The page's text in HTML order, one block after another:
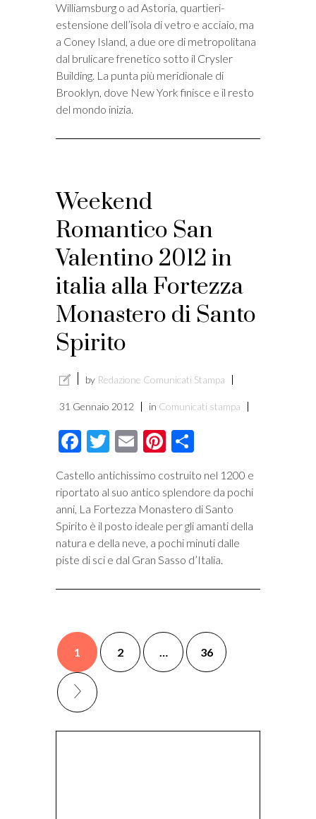
Williamsburg o ad Astoria, quartieri-
estensione dell’isola di vetro e acciaio, ma
a Coney Island, a due ore di metropolitana
dal brulicare frenetico sotto il Crysler
Building. La punta più meridionale di
Brooklyn, dove New York finisce e il resto
del mondo inizia.
Weekend
Romantico San
Valentino 2012 in
italia alla Fortezza
Monastero di Santo
Spirito
by Redazione Comunicati Stampa
31 Gennaio 2012 in Comunicati stampa
Facebook
Twitter
EmailPinterest
Castello antichissimo costruito nel 1200 e
riportato al suo antico splendore da pochi
anni, La Fortezza Monastero di Santo
Spirito è il posto ideale per gli amanti della
natura e della neve, a pochi minuti dalle
piste di sci e dal Gran Sasso d’Italia.
1 2 … 36